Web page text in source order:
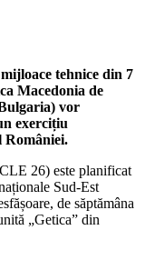
tehnice din 7
Macedonia de
vor
exercițiu
26) este planificat
Sud-Est
de săptămâna
„Getica” din